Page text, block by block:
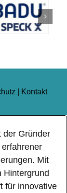
Kontakt
der Gründer
Mit
Hintergrund
für innovative